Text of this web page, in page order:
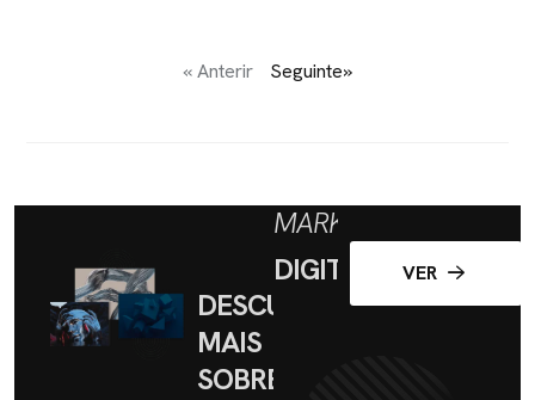
« Anterir Seguinte»
DESCUBRA
MAIS
SOBRE
MARKETING
DIGITAL
VER